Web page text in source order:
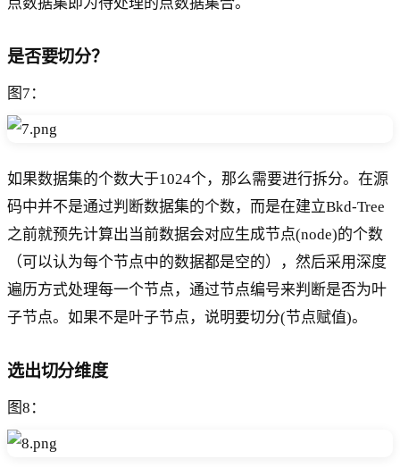
点数据集即为待处理的点数据集合。
是否要切分？
图7：
如果数据集的个数大于1024个，那么需要进行拆分。在源
码中并不是通过判断数据集的个数，而是在建立Bkd-Tree
之前就预先计算出当前数据会对应生成节点(node)的个数
（可以认为每个节点中的数据都是空的），然后采用深度
遍历方式处理每一个节点，通过节点编号来判断是否为叶
子节点。如果不是叶子节点，说明要切分(节点赋值)。
选出切分维度
图8：